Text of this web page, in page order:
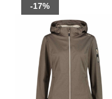
-17%